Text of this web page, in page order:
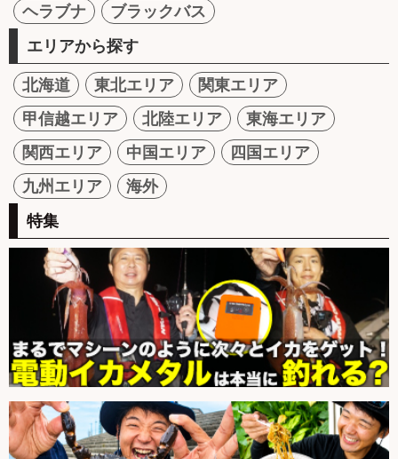
ヘラブナ
ブラックバス
エリアから探す
北海道 東北エリア
関東エリア
甲信越エリア
北陸エリア
東海エリア
関西エリア
中国エリア
四国エリア
九州エリア
海外
特集